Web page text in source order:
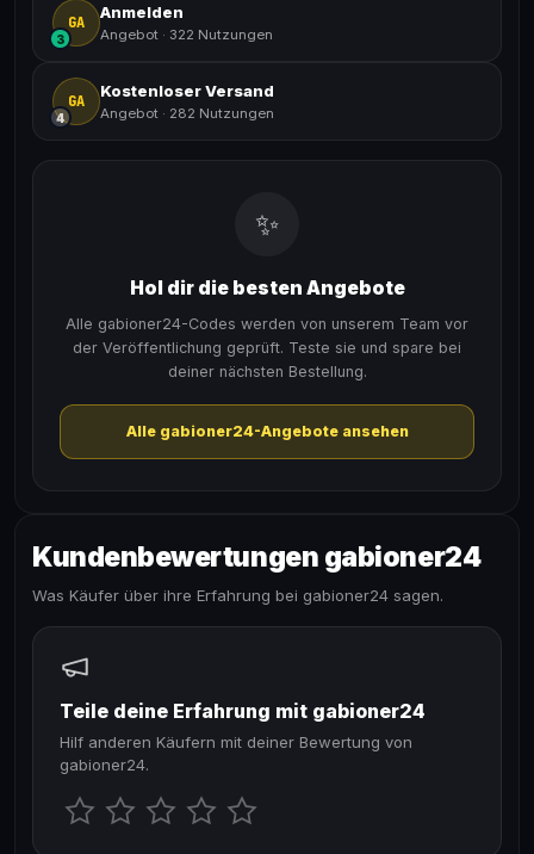
GA
3
Anmelden
Angebot · 322 Nutzungen
GA
4
Kostenloser Versand
Angebot · 282 Nutzungen
✨
Hol dir die besten Angebote
Alle gabioner24-Codes werden von unserem Team vor
der Veröffentlichung geprüft. Teste sie und spare bei
deiner nächsten Bestellung.
Alle gabioner24-Angebote ansehen
Kundenbewertungen gabioner24
Was Käufer über ihre Erfahrung bei gabioner24 sagen.
Teile deine Erfahrung mit gabioner24
Hilf anderen Käufern mit deiner Bewertung von
gabioner24.